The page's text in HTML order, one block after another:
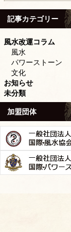
記事カテゴリー
風水改運コラム
風水
パワーストーン
文化
お知らせ
未分類
加盟団体